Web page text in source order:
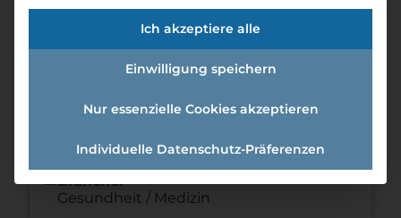
Lehre Augenoptiker/in
Offene Lehrstellen» Lehre
Augenoptiker/in
Details zur Lehrstelle
folderBranche:
Gesundheit / Medizin
Ich akzeptiere alle
Einwilligung speichern
Nur essenzielle Cookies akzeptieren
Individuelle Datenschutz-Präferenzen